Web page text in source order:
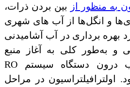
به منظور از
بین بردن ذرات،
و انگل‌ها از آب‌ های شهری
بهره برداری در آب آشامیدنی
و به‌طور کلی به آغاز منبع
تامین کننده آب درون دستگاه سیستم RO
اولترافیلتراسیون در مراحل